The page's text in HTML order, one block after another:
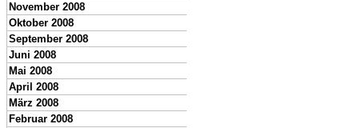
November 2008
Oktober 2008
September 2008
Juni 2008
Mai 2008
April 2008
März 2008
Februar 2008